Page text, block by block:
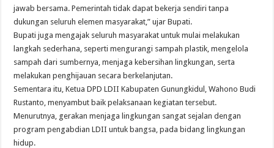
jawab bersama. Pemerintah tidak dapat bekerja sendiri tanpa
dukungan seluruh elemen masyarakat,” ujar Bupati.
Bupati juga mengajak seluruh masyarakat untuk mulai melakukan
langkah sederhana, seperti mengurangi sampah plastik, mengelola
sampah dari sumbernya, menjaga kebersihan lingkungan, serta
melakukan penghijauan secara berkelanjutan.
Sementara itu, Ketua DPD LDII Kabupaten Gunungkidul, Wahono Budi
Rustanto, menyambut baik pelaksanaan kegiatan tersebut.
Menurutnya, gerakan menjaga lingkungan sangat sejalan dengan
program pengabdian LDII untuk bangsa, pada bidang lingkungan
hidup.